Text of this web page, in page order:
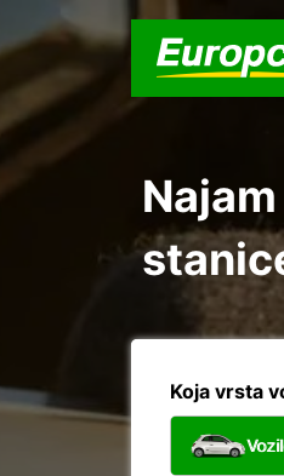
Koja vrsta